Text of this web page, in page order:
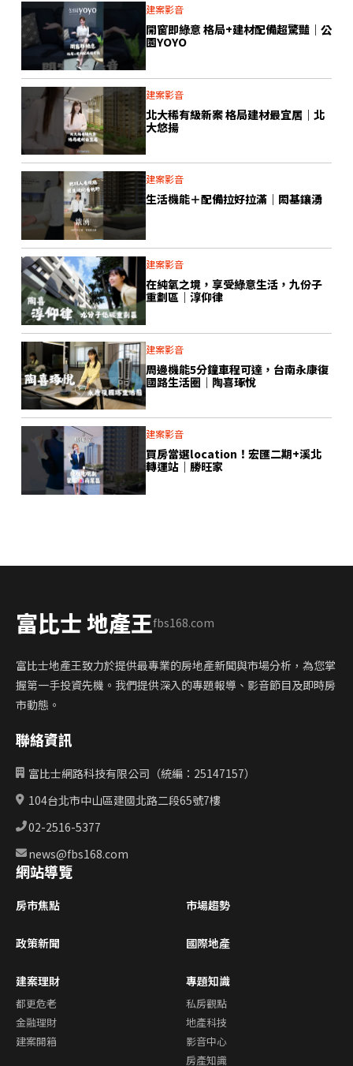
建案影音
開窗即綠意 格局+建材配備超驚豔｜公
園YOYO
建案影音
北大稀有級新案 格局建材最宜居｜北
大悠揚
建案影音
生活機能＋配備拉好拉滿｜閎基鑲湧
建案影音
在純氧之境，享受綠意生活，九份子
重劃區｜淳仰律
建案影音
周邊機能5分鐘車程可達，台南永康復
國路生活圈｜陶喜琢悅
建案影音
買房當選location！宏匯二期+溪北
轉運站｜勝旺家
富比士 地產王fbs168.com
富比士地產王致力於提供最專業的房地產新聞與市場分析，為您掌
握第一手投資先機。我們提供深入的專題報導、影音節目及即時房
市動態。
聯絡資訊
富比士網路科技有限公司（統編：25147157）
104台北市中山區建國北路二段65號7樓
02-2516-5377
news@fbs168.com
網站導覽
房市焦點 市場趨勢
政策新聞 國際地產
建案理財
都更危老
金融理財
建案開箱
專題知識
私房觀點
地產科技
影音中心
房產知識